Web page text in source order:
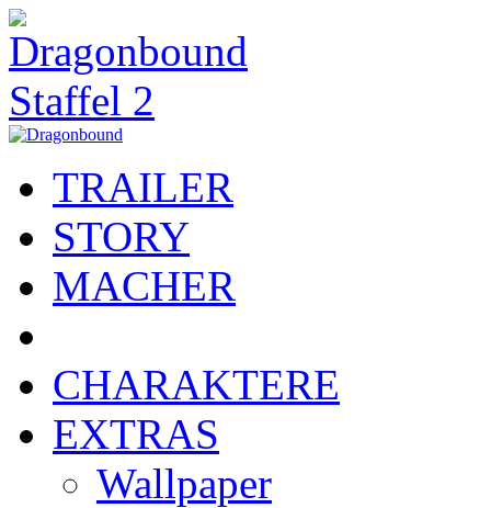
TRAILER
STORY
MACHER
CHARAKTERE
EXTRAS
Wallpaper